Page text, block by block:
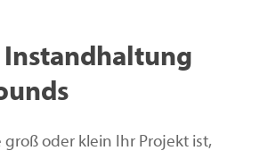
Instandhaltung
groß oder klein Ihr Projekt ist,